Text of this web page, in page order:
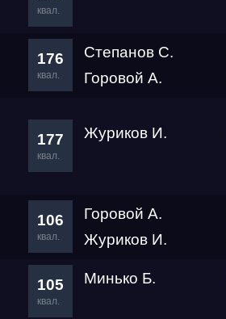
квал.
176
квал.
Степанов С.
Горовой А.
177
квал.
Журиков И.
106
квал.
Горовой А.
Журиков И.
105
квал.
Минько Б.